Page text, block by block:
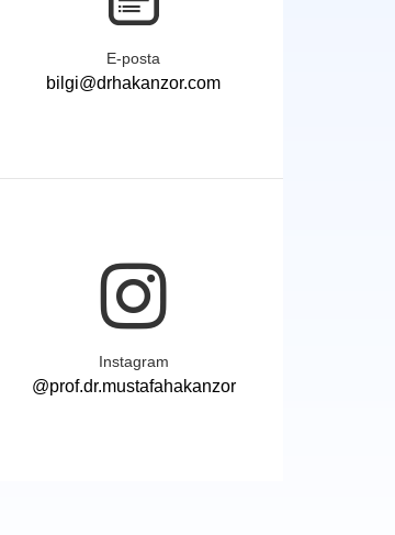
E-posta
bilgi@drhakanzor.com
Instagram
@prof.dr.mustafahakanzor